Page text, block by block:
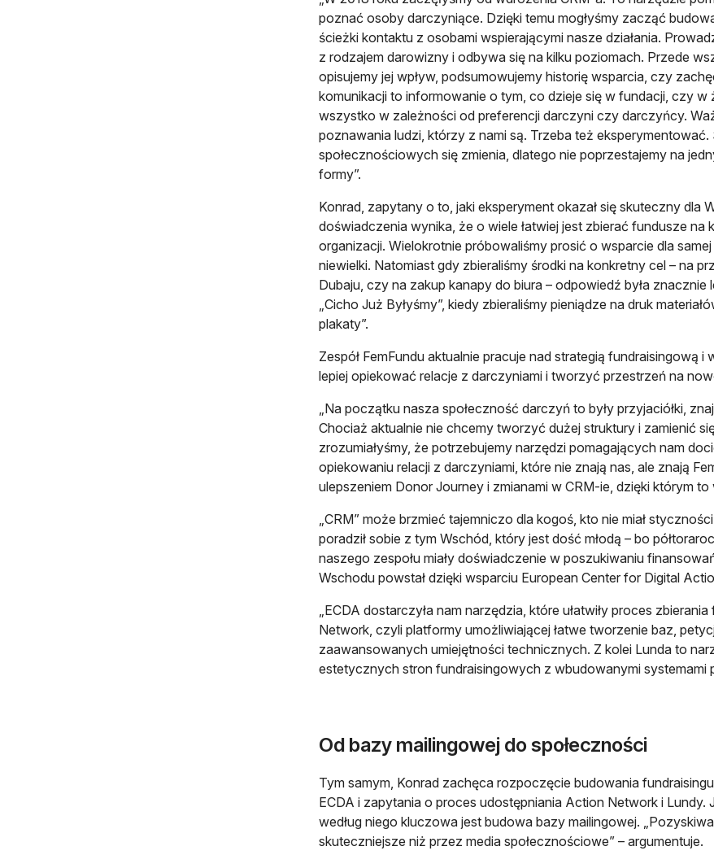
poznać osoby darczyniące. Dzięki temu mogłyśmy zacząć
ścieżki kontaktu z osobami wspierającymi nasze działania.
z rodzajem darowizny i odbywa się na kilku poziomach. Przede
opisujemy jej wpływ, podsumowujemy historię wsparcia, czy
komunikacji to informowanie o tym, co dzieje się w fundacji, czy
wszystko w zależności od preferencji darczyni czy darczyńcy.
poznawania ludzi, którzy z nami są. Trzeba też
społecznościowych się zmienia, dlatego nie poprzestajemy na
formy”.
Konrad, zapytany o to, jaki eksperyment okazał się skuteczny dla
doświadczenia wynika, że o wiele łatwiej jest zbierać fundusze
organizacji. Wielokrotnie próbowaliśmy prosić o wsparcie dla
niewielki. Natomiast gdy zbieraliśmy środki na konkretny cel – na
Dubaju, czy na zakup kanapy do biura – odpowiedź była
„Cicho Już Byłyśmy”, kiedy zbieraliśmy pieniądze na druk
plakaty”.
Zespół FemFundu aktualnie pracuje nad strategią fundraisingową
lepiej opiekować relacje z darczyniami i tworzyć przestrzeń na
„Na początku nasza społeczność darczyń to były przyjaciółki,
Chociaż aktualnie nie chcemy tworzyć dużej struktury i zamienić
zrozumiałyśmy, że potrzebujemy narzędzi pomagających nam
opiekowaniu relacji z darczyniami, które nie znają nas, ale znają
ulepszeniem Donor Journey i zmianami w CRM-ie, dzięki którym
„CRM” może brzmieć tajemniczo dla kogoś, kto nie miał
poradził sobie z tym Wschód, który jest dość młodą – bo
naszego zespołu miały doświadczenie w poszukiwaniu
Wschodu powstał dzięki wsparciu European Center for Digital
„ECDA dostarczyła nam narzędzia, które ułatwiły proces
Network, czyli platformy umożliwiającej łatwe tworzenie baz,
zaawansowanych umiejętności technicznych. Z kolei Lunda to
estetycznych stron fundraisingowych z wbudowanymi systemami
Od bazy mailingowej do społeczności
Tym samym, Konrad zachęca rozpoczęcie budowania
ECDA i zapytania o proces udostępniania Action Network i Lundy.
według niego kluczowa jest budowa bazy mailingowej.
skuteczniejsze niż przez media społecznościowe” – argumentuje.